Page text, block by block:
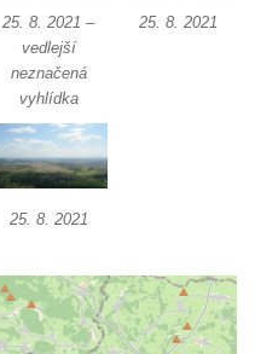
Lípou
u
v Lázních
v
25. 8. 2021 –
vedlejší
neznačená
vyhlídka
25. 8. 2021
25. 8. 2021